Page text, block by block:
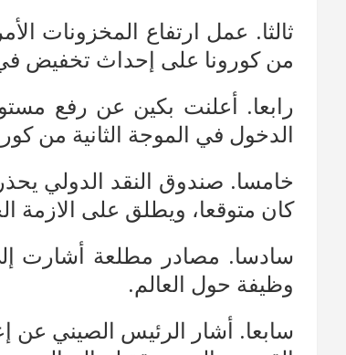
ثالثا. عمل ارتفاع المخزونات
من كورونا على إحداث تخفيض
رابعا. أعلنت بكين عن رفع
الدخول في الموجة الثانية من
خامسا. صندوق النقد الدولي
كان متوقعا، ويطلق على الازمة
وظيفة حول العالم.
سابعا. أشار الرئيس الصيني عن